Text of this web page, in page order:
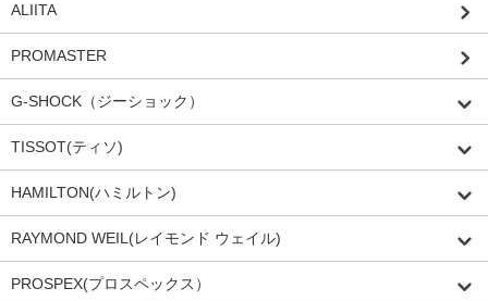
ALIITA
PROMASTER
G-SHOCK（ジーショック）
TISSOT(ティソ)
HAMILTON(ハミルトン)
RAYMOND WEIL(レイモンド ウェイル)
PROSPEX(プロスペックス）